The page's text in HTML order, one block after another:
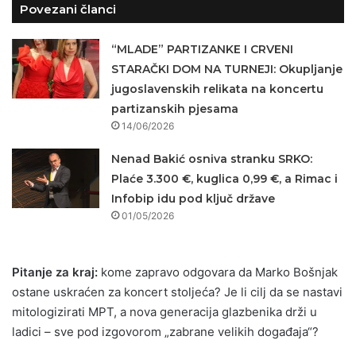
Povezani članci
“MLADE” PARTIZANKE I CRVENI
STARAČKI DOM NA TURNEJI: Okupljanje
jugoslavenskih relikata na koncertu
partizanskih pjesama
14/06/2026
Nenad Bakić osniva stranku SRKO:
Plaće 3.300 €, kuglica 0,99 €, a Rimac i
Infobip idu pod ključ države
01/05/2026
Pitanje za kraj: kome zapravo odgovara da Marko Bošnjak
ostane uskraćen za koncert stoljeća? Je li cilj da se nastavi
mitologizirati MPT, a nova generacija glazbenika drži u
ladici – sve pod izgovorom „zabrane velikih događaja“?